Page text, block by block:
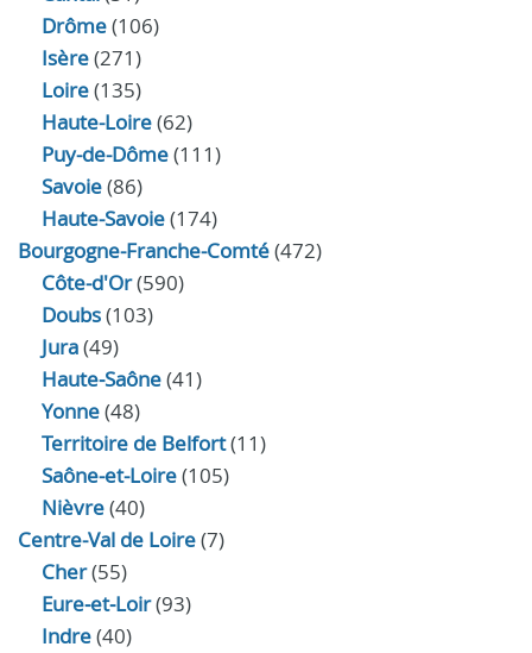
Drôme(106)
Isère(271)
Loire(135)
Haute-Loire(62)
Puy-de-Dôme(111)
Savoie(86)
Haute-Savoie(174)
Bourgogne-Franche-Comté(472)
Côte-d'Or(590)
Doubs(103)
Jura(49)
Haute‑Saône(41)
Yonne(48)
Territoire de Belfort(11)
Saône-et-Loire(105)
Nièvre(40)
Centre-Val de Loire(7)
Cher(55)
Eure‑et‑Loir(93)
Indre(40)